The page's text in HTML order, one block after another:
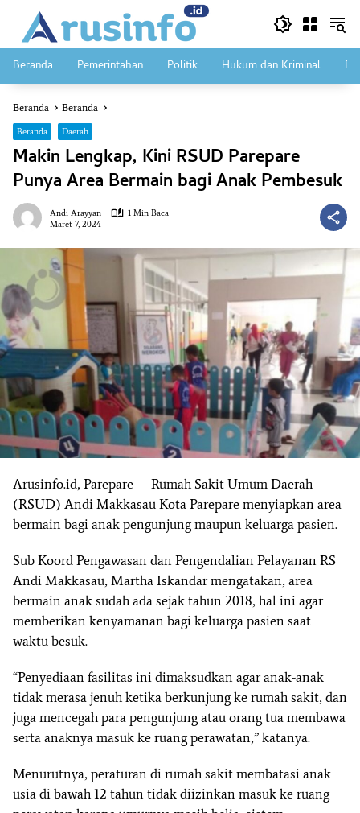
konten
Beranda Pemerintahan Politik Hukum dan Kriminal
Beranda Beranda
Beranda Daerah
Makin Lengkap, Kini RSUD Parepare
Punya Area Bermain bagi Anak Pembesuk
Andi Arayyan
1 Min Baca
Maret 7, 2024
Arusinfo.id, Parepare — Rumah Sakit Umum Daerah
(RSUD) Andi Makkasau Kota Parepare menyiapkan area
bermain bagi anak pengunjung maupun keluarga pasien.
Sub Koord Pengawasan dan Pengendalian Pelayanan RS
Andi Makkasau, Martha Iskandar mengatakan, area
bermain anak sudah ada sejak tahun 2018, hal ini agar
memberikan kenyamanan bagi keluarga pasien saat
waktu besuk.
“Penyediaan fasilitas ini dimaksudkan agar anak-anak
tidak merasa jenuh ketika berkunjung ke rumah sakit, dan
juga mencegah para pengunjung atau orang tua membawa
serta anaknya masuk ke ruang perawatan,” katanya.
Menurutnya, peraturan di rumah sakit membatasi anak
usia di bawah 12 tahun tidak diizinkan masuk ke ruang